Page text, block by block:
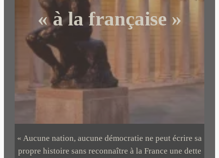
« à la française »
« Aucune nation, aucune démocratie ne peut écrire sa
propre histoire sans reconnaître à la France une dette